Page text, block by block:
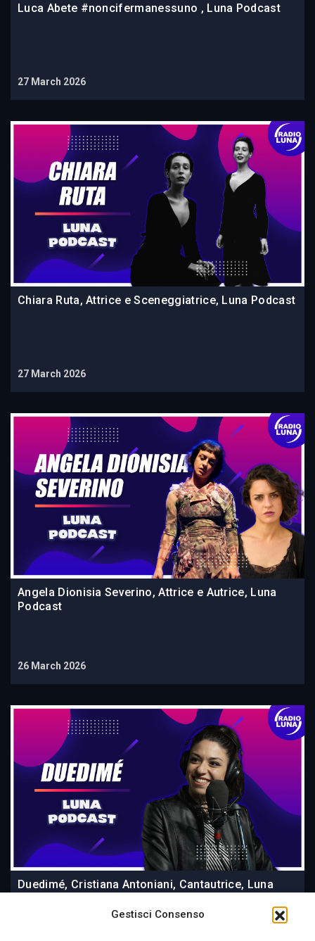
Gestisci Consenso
Luca Abete #noncifermanessuno , Luna Podcast
27 March 2026
Chiara Ruta, Attrice e Sceneggiatrice, Luna Podcast
27 March 2026
Angela Dionisia Severino, Attrice e Autrice, Luna
Podcast
26 March 2026
Duedimé, Cristiana Antoniani, Cantautrice, Luna